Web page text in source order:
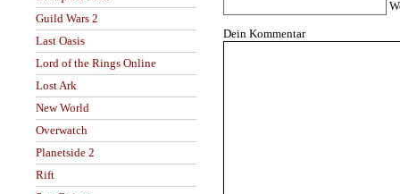
Guild Wars 2
Last Oasis
Lord of the Rings Online
Lost Ark
New World
Overwatch
Planetside 2
Rift
Dein Kommentar